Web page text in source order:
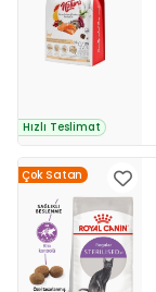
Hızlı Teslimat
Çok Satan